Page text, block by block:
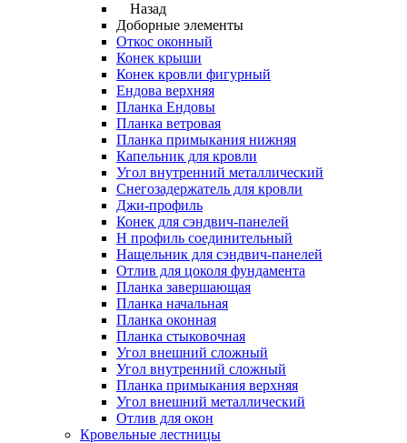
Назад
Доборные элементы
Откос оконный
Конек крыши
Конек кровли фигурный
Ендова верхняя
Планка Ендовы
Планка ветровая
Планка примыкания нижняя
Капельник для кровли
Угол внутренний металлический
Снегозадержатель для кровли
Джи-профиль
Конек для сэндвич-панелей
Н профиль соединительный
Нащельник для сэндвич-панелей
Отлив для цоколя фундамента
Планка завершающая
Планка начальная
Планка оконная
Планка стыковочная
Угол внешний сложный
Угол внутренний сложный
Планка примыкания верхняя
Угол внешний металлический
Отлив для окон
Кровельные лестницы